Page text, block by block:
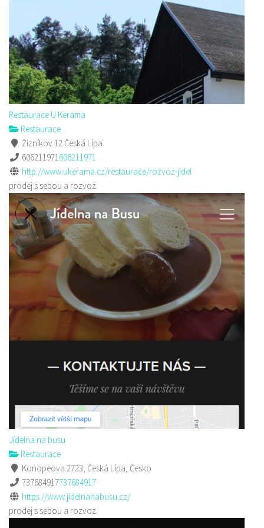
Restaurace U Kerama
Restaurace
Žizníkov 12 Česká Lípa
606211971606211971
http://www.ukerama.cz/restaurace/rozvoz-jidel
prodej s sebou a rozvoz
Jídelna na busu
Restaurace
Konopeova 2723, Česká Lípa, Česko
737684917737684917
https://www.jidelnanabusu.cz/
prodej s sebou a rozvoz